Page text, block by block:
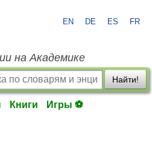
EN DE ES FR
на Академике
Найти!
Книги Игры ⚽